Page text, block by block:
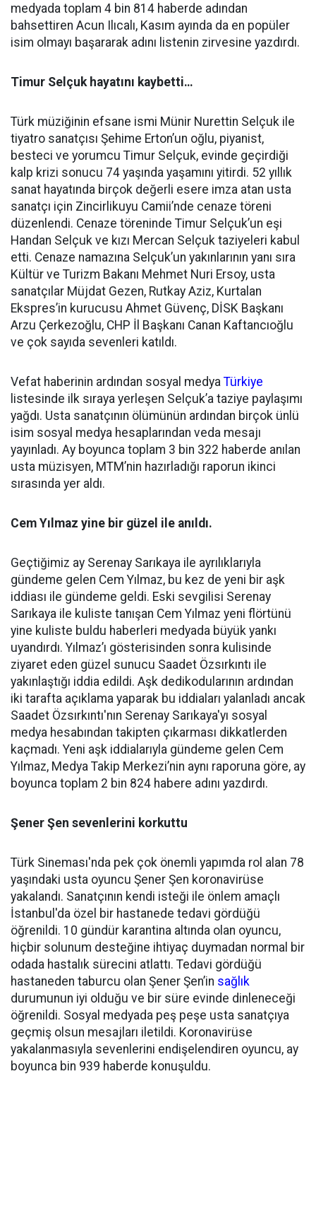
medyada toplam 4 bin 814 haberde adından
bahsettiren Acun Ilıcalı, Kasım ayında da en popüler
isim olmayı başararak adını listenin zirvesine yazdırdı.
Timur Selçuk hayatını kaybetti…
Türk müziğinin efsane ismi Münir Nurettin Selçuk ile
tiyatro sanatçısı Şehime Erton’un oğlu, piyanist,
besteci ve yorumcu Timur Selçuk, evinde geçirdiği
kalp krizi sonucu 74 yaşında yaşamını yitirdi. 52 yıllık
sanat hayatında birçok değerli esere imza atan usta
sanatçı için Zincirlikuyu Camii’nde cenaze töreni
düzenlendi. Cenaze töreninde Timur Selçuk’un eşi
Handan Selçuk ve kızı Mercan Selçuk taziyeleri kabul
etti. Cenaze namazına Selçuk’un yakınlarının yanı sıra
Kültür ve Turizm Bakanı Mehmet Nuri Ersoy, usta
sanatçılar Müjdat Gezen, Rutkay Aziz, Kurtalan
Ekspres’in kurucusu Ahmet Güvenç, DİSK Başkanı
Arzu Çerkezoğlu, CHP İl Başkanı Canan Kaftancıoğlu
ve çok sayıda sevenleri katıldı.
Vefat haberinin ardından sosyal medya Türkiye
listesinde ilk sıraya yerleşen Selçuk’a taziye paylaşımı
yağdı. Usta sanatçının ölümünün ardından birçok ünlü
isim sosyal medya hesaplarından veda mesajı
yayınladı. Ay boyunca toplam 3 bin 322 haberde anılan
usta müzisyen, MTM’nin hazırladığı raporun ikinci
sırasında yer aldı.
Cem Yılmaz yine bir güzel ile anıldı.
Geçtiğimiz ay Serenay Sarıkaya ile ayrılıklarıyla
gündeme gelen Cem Yılmaz, bu kez de yeni bir aşk
iddiası ile gündeme geldi. Eski sevgilisi Serenay
Sarıkaya ile kuliste tanışan Cem Yılmaz yeni flörtünü
yine kuliste buldu haberleri medyada büyük yankı
uyandırdı. Yılmaz’ı gösterisinden sonra kulisinde
ziyaret eden güzel sunucu Saadet Özsırkıntı ile
yakınlaştığı iddia edildi. Aşk dedikodularının ardından
iki tarafta açıklama yaparak bu iddiaları yalanladı ancak
Saadet Özsırkıntı'nın Serenay Sarıkaya'yı sosyal
medya hesabından takipten çıkarması dikkatlerden
kaçmadı. Yeni aşk iddialarıyla gündeme gelen Cem
Yılmaz, Medya Takip Merkezi’nin aynı raporuna göre, ay
boyunca toplam 2 bin 824 habere adını yazdırdı.
Şener Şen sevenlerini korkuttu
Türk Sineması'nda pek çok önemli yapımda rol alan 78
yaşındaki usta oyuncu Şener Şen koronavirüse
yakalandı. Sanatçının kendi isteği ile önlem amaçlı
İstanbul'da özel bir hastanede tedavi gördüğü
öğrenildi. 10 gündür karantina altında olan oyuncu,
hiçbir solunum desteğine ihtiyaç duymadan normal bir
odada hastalık sürecini atlattı. Tedavi gördüğü
hastaneden taburcu olan Şener Şen’in sağlık
durumunun iyi olduğu ve bir süre evinde dinleneceği
öğrenildi. Sosyal medyada peş peşe usta sanatçıya
geçmiş olsun mesajları iletildi. Koronavirüse
yakalanmasıyla sevenlerini endişelendiren oyuncu, ay
boyunca bin 939 haberde konuşuldu.